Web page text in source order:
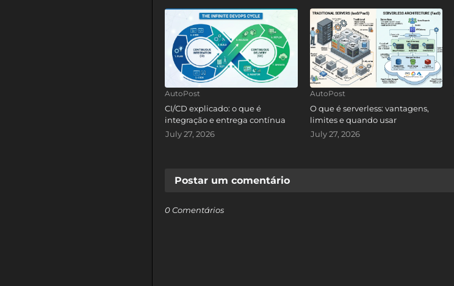
AutoPost
CI/CD explicado: o que é
integração e entrega contínua
July 27, 2026
AutoPost
O que é serverless: vantagens,
limites e quando usar
July 27, 2026
Postar um comentário
0 Comentários